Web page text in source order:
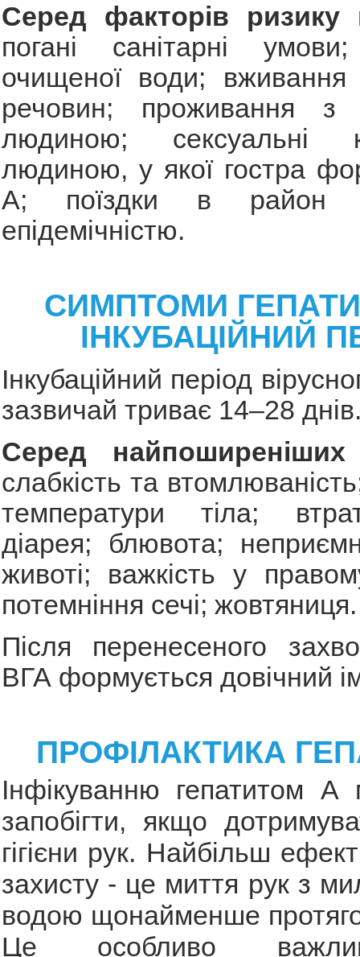
Серед факторів ризику
погані санітарні умови;
очищеної води; вживання
речовин; проживання з
людиною; сексуальні
людиною, у якої гостра
А; поїздки в район
епідемічністю.
СИМПТОМИ
ІНКУБАЦІЙНИЙ
Інкубаційний період
зазвичай триває 14–28
Серед найпоширеніших
слабкість та
температури тіла;
діарея; блювота;
животі; важкість у
потемніння сечі; жовтяниця.
Після перенесеного
ВГА формується довічний
ПРОФІЛАКТИКА
Інфікуванню гепатитом А
запобігти, якщо
гігієни рук. Найбільш
захисту - це миття рук з
водою щонайменше
Це особливо